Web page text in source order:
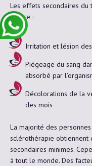
Les effets secondaires
inclure :
Irritation et lésion
Piégeage du sang
absorbé par
Décolorations de la
des mois
La majorité des
sclérothérapie obtiennent
secondaires minimes.
à tout le monde. Des